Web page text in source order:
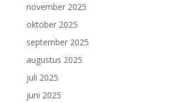
november 2025
oktober 2025
september 2025
augustus 2025
juli 2025
juni 2025